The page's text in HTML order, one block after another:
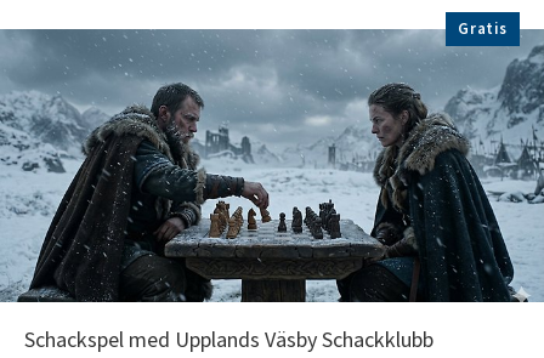
Gratis
Schackspel med Upplands Väsby Schackklubb